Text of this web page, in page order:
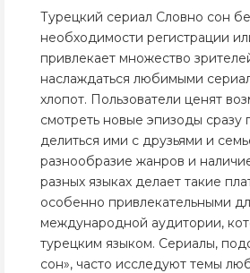
Турецкий сериал Словно сон
необходимости регистрации
привлекает множество
наслаждаться любимыми
хлопот. Пользователи ценят
смотреть новые эпизоды сразу
делиться ими с друзьями и
разнообразие жанров и
разных языках делает такие
особенно привлекательными
международной аудитории,
турецким языком. Сериалы,
сон», часто исследуют темы